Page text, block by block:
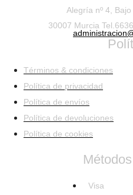
Alegría nº 4, Bajo
30007 Murcia
Términos & condiciones
Política de privacidad
Política de envíos
Política de devoluciones
Política de cookies
Visa